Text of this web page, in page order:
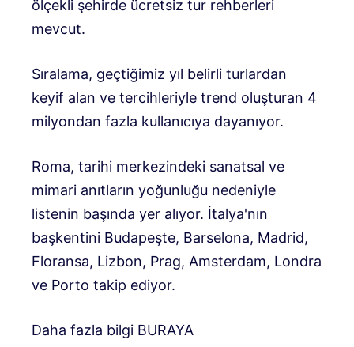
ölçekli şehirde ücretsiz tur rehberleri
mevcut.
Sıralama, geçtiğimiz yıl belirli turlardan
keyif alan ve tercihleriyle trend oluşturan 4
milyondan fazla kullanıcıya dayanıyor.
Roma, tarihi merkezindeki sanatsal ve
mimari anıtların yoğunluğu nedeniyle
listenin başında yer alıyor. İtalya'nın
başkentini Budapeşte, Barselona, ​​Madrid,
Floransa, Lizbon, Prag, Amsterdam, Londra
ve Porto takip ediyor.
Daha fazla bilgi BURAYA